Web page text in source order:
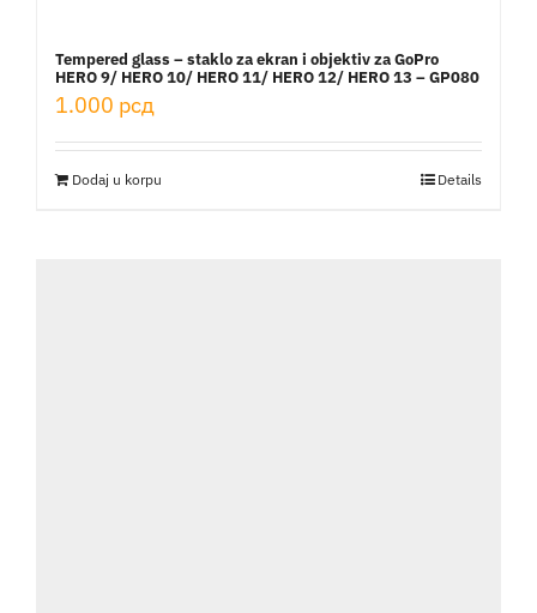
Tempered glass – staklo za ekran i objektiv za GoPro
HERO 9/ HERO 10/ HERO 11/ HERO 12/ HERO 13 – GP080
1.000 рсд
Dodaj u korpu Details